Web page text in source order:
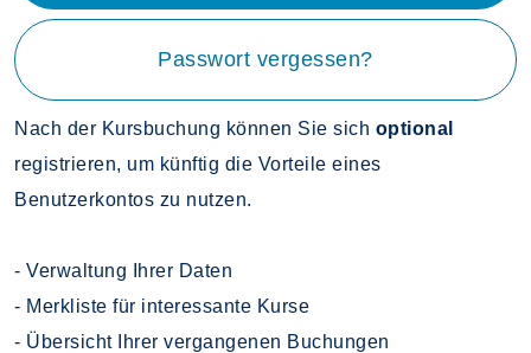
Passwort vergessen?
Nach der Kursbuchung können Sie sich optional
registrieren, um künftig die Vorteile eines
Benutzerkontos zu nutzen.
- Verwaltung Ihrer Daten
- Merkliste für interessante Kurse
- Übersicht Ihrer vergangenen Buchungen